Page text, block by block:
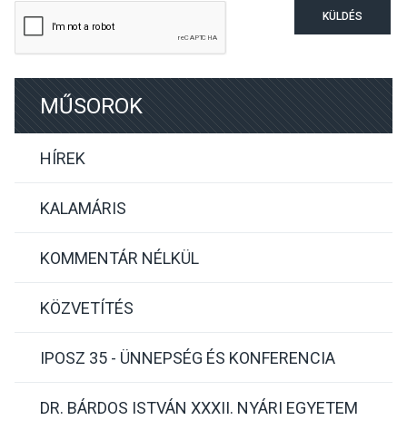
KÜLDÉS
MŰSOROK
HÍREK
KALAMÁRIS
KOMMENTÁR NÉLKÜL
KÖZVETÍTÉS
IPOSZ 35 - ÜNNEPSÉG ÉS KONFERENCIA
DR. BÁRDOS ISTVÁN XXXII. NYÁRI EGYETEM